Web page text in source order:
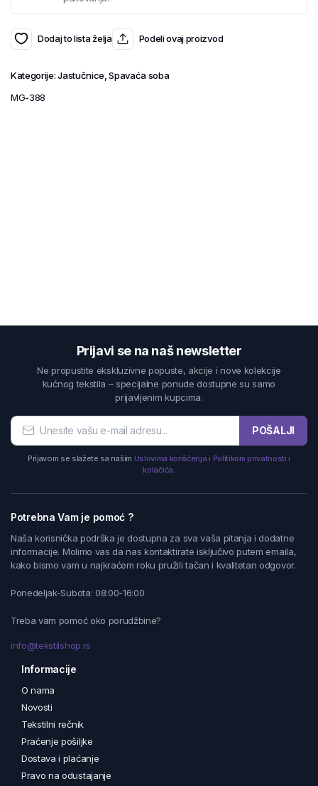
Dodaj to lista želja Podeli ovaj proizvod
Kategorije:Jastučnice ,Spavaća soba
MG-388
Prijavi se na naš newsletter
Ne propustite ekskluzivne popuste, akcije i nove kolekcije
kućnog tekstila – specijalne ponude dostupne su samo
prijavljenim kupcima.
POŠALJI
Prijavom se slažete sa našim Uslovima korišćenja i Politikom privatnosti i
kolačića.
Potrebna Vam je pomoć ?
Naša korisnička podrška je dostupna za sva vaša pitanja i dodatne
informacije. Molimo vas da nas kontaktirate isključivo putem emaila,
kako bismo vam u najkraćem roku pružili tačan i kvalitetan odgovor.
Ponedeljak-Subota: 08:00-16:00
Treba vam pomoć oko porudžbine?
info@tekstilshop.rs
Informacije
O nama
Novosti
Tekstilni rečnik
Praćenje pošiljke
Dostava i plaćanje
Pravo na odustajanje